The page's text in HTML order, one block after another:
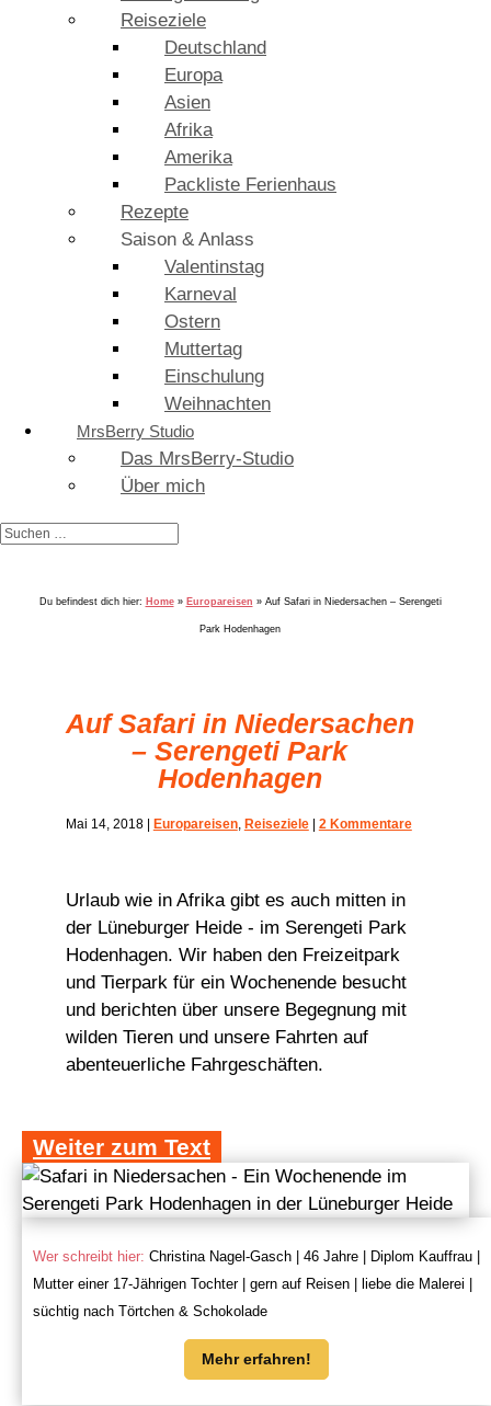
Reiseziele
Deutschland
Europa
Asien
Afrika
Amerika
Packliste Ferienhaus
Rezepte
Saison & Anlass
Valentinstag
Karneval
Ostern
Muttertag
Einschulung
Weihnachten
MrsBerry Studio
Das MrsBerry-Studio
Über mich
Du befindest dich hier: Home» Europareisen » Auf Safari in Niedersachen – Serengeti
Park Hodenhagen
Auf Safari in Niedersachen
– Serengeti Park
Hodenhagen
Mai 14, 2018| Europareisen, Reiseziele| 2 Kommentare
Urlaub wie in Afrika gibt es auch mitten in
der Lüneburger Heide - im Serengeti Park
Hodenhagen. Wir haben den Freizeitpark
und Tierpark für ein Wochenende besucht
und berichten über unsere Begegnung mit
wilden Tieren und unsere Fahrten auf
abenteuerliche Fahrgeschäften.
Weiter zum Text
Wer schreibt hier: Christina Nagel-Gasch | 46 Jahre | Diplom Kauffrau |
Mutter einer 17-Jährigen Tochter | gern auf Reisen | liebe die Malerei |
süchtig nach Törtchen & Schokolade
Mehr erfahren!